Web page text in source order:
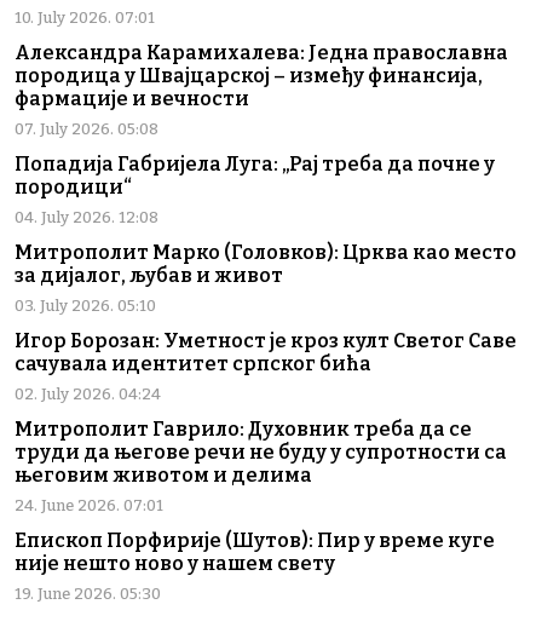
10. July 2026. 07:01
Александра Карамихалева: Једна православна
породица у Швајцарској – између финансија,
фармације и вечности
07. July 2026. 05:08
Попадија Габријела Луга: „Рај треба да почне у
породици“
04. July 2026. 12:08
Митрополит Марко (Головков): Црква као место
за дијалог, љубав и живот
03. July 2026. 05:10
Игор Борозан: Уметност је кроз култ Светог Саве
сачувала идентитет српског бића
02. July 2026. 04:24
Митрополит Гаврило: Духовник треба да се
труди да његове речи не буду у супротности са
његовим животом и делима
24. June 2026. 07:01
Епископ Порфирије (Шутов): Пир у време куге
није нешто ново у нашем свету
19. June 2026. 05:30